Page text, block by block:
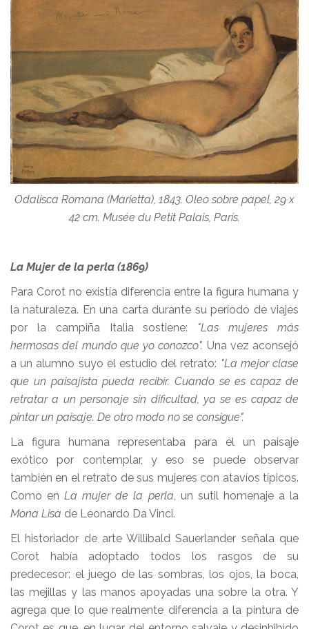
Odalisca Romana (Marietta), 1843. Oleo sobre papel, 29 x
42 cm. Musée du Petit Palais, París.
La Mujer de la perla (1869)
Para Corot no existía diferencia entre la figura humana y
la naturaleza. En una carta durante su período de viajes
por la campiña Italia sostiene: "Las mujeres más
hermosas del mundo que yo conozco". Una vez aconsejó
a un alumno suyo el estudio del retrato: "La mejor clase
que un paisajista pueda recibir. Cuando se es capaz de
retratar a un personaje sin dificultad, ya se es capaz de
pintar un paisaje. De otro modo no se consigue".
La figura humana representaba para él un paisaje
exótico por contemplar, y eso se puede observar
también en el retrato de sus mujeres con atavíos típicos.
Como enLa mujer de la perla, un sutil homenaje a la
Mona Lisa de Leonardo Da Vinci.
El historiador de arte Willibald Sauerlander señala que
Corot había adoptado todos los rasgos de su
predecesor: el juego de las sombras, los ojos, la boca,
las mejillas y las manos apoyadas una sobre la otra. Y
agrega que lo que realmente diferencia a la pintura de